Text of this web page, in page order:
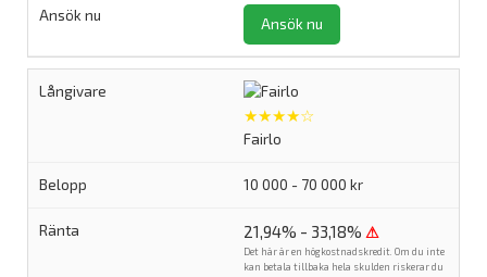
Ansök nu
★★★★☆
Fairlo
10 000 - 70 000 kr
21,94% - 33,18% ⚠
Det här är en högkostnadskredit. Om du inte
kan betala tillbaka hela skulden riskerar du